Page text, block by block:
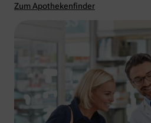
Zum Apothekenfinder